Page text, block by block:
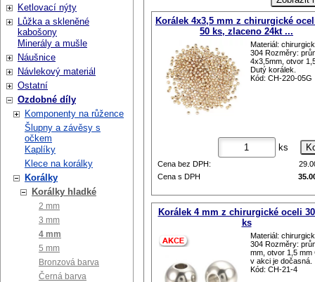
Korálek 4x3,5 mm z chirurgické
50 ks, zlaceno 24kt ...
Materiál:
304 Rozměry:
4x3,5mm, otvor
Dutý korálek.
Kód: CH-220-05G
ks
Cena bez DPH:
Cena s DPH
Korálek 4 mm z chirurgické oceli
ks
Materiál:
304 Rozměry:
mm, otvor 1,5 mm
v akci je dočasná.
Kód: CH-21-4
Ketlovací nýty
Lůžka a skleněné
kabošony
Minerály a mušle
Náušnice
Návlekový materiál
Ostatní
Ozdobné díly
Komponenty na růžence
Šlupny a závěsy s
očkem
Kaplíky
Klece na korálky
Korálky
Korálky hladké
2 mm
3 mm
4 mm
5 mm
Bronzová barva
Černá barva